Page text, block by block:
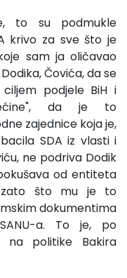
to su podmukle
krivo za sve što je
sam ja oličavao
Čovića, da se
podjele BiH i
da je to
zajednice koja je,
SDA iz vlasti i
ne podriva Dodik
od entiteta
zato što mu je to
dokumentima
a. To je, po
na politike Bakira